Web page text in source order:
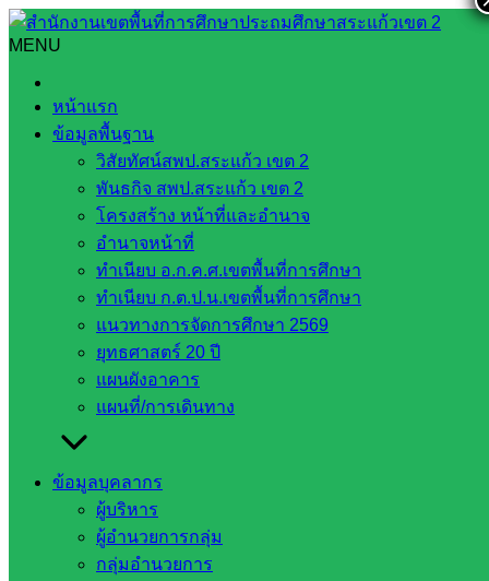
Skip
to
content
MENU
หน้าแรก
ข้อมูลพื้นฐาน
วิสัยทัศน์สพป.สระแก้ว เขต 2
พันธกิจ สพป.สระแก้ว เขต 2
โครงสร้าง หน้าที่และอำนาจ
อำนาจหน้าที่
ทำเนียบ อ.ก.ค.ศ.เขตพื้นที่การศึกษา
ทำเนียบ ก.ต.ป.น.เขตพื้นที่การศึกษา
แนวทางการจัดการศึกษา 2569
ยุทธศาสตร์ 20 ปี
แผนผังอาคาร
แผนที่/การเดินทาง
ข้อมูลบุคลากร
ผู้บริหาร
ผู้อำนวยการกลุ่ม
กลุ่มอำนวยการ
Search
งานประกวดและแข่งขันงานศิลปหัตถกรรมวิชาการและ
เทคโนโลยีของนักเรียน ประจำปีการศึกษา 2565 ระดับกลุ่ม
เครือข่ายทัพบดินทร์ ณ โรงเรียนสมาคมไลออนส์ (บ้านอ่างศิลา)
งานประกวดและแข่งขันงานศิลป
หัตถกรรมวิชาการและเทคโนโลยีของ
นักเรียน ประจำปีการศึกษา 2565 ระดับ
กลุ่มเครือข่ายทัพบดินทร์ ณ โรงเรียนสมา
คมไลออนส์ (บ้านอ่างศิลา)
พฤศจิกายน 27, 2022
งานประกวดและแข่งขันงานศิลปหัตถกรรมวิชาการและ
เทคโนโลยีของนักเรียน ประจำปีการศึกษา 2565 ระดับกลุ่มเครือ
ข่ายทัพบดินทร์ ณ โรงเรียนสมาคมไลออนส์ (บ้านอ่างศิลา)